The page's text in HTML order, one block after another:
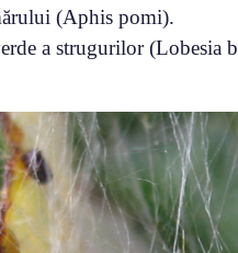
(Aphis pomi).
a strugurilor (Lobesia